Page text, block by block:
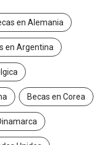
en Alemania
en Argentina
Becas en Corea